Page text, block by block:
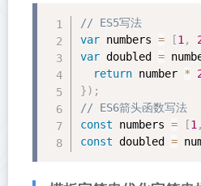
// ES5写法
var numbers = [1 ,
var doubled =
return number *
}) ;
// ES6箭头函数写法
const numbers = [1 ,
const doubled =